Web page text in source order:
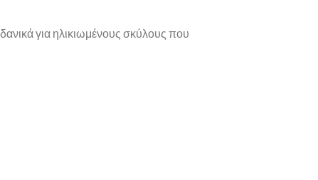
για ηλικιωμένους σκύλους που